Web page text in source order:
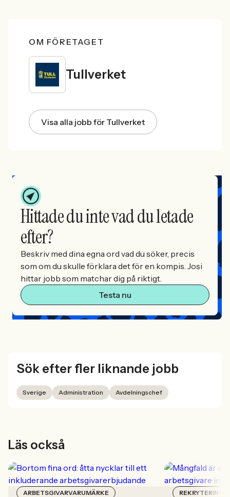
OM FÖRETAGET
Tullverket
Visa alla jobb för Tullverket
Hittade du inte vad du letade
efter?
Beskriv med dina egna ord vad du söker, precis
som om du skulle förklara det för en kompis. Josi
hittar jobb som matchar dig på riktigt.
Testa nu
Sök efter fler liknande jobb
Sverige Administration Avdelningschef
Läs också
ARBETSGIVARVARUMÄRKE REKRYTERING